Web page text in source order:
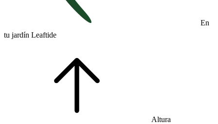
En
tu jardín Leaftide
Altura